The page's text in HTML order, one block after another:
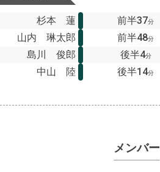
杉本 蓮 前半37分
山内 琳太郎 前半48分
島川 俊郎 後半4分
中山 陸 後半14分
メンバー